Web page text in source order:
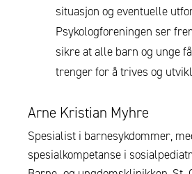
situasjon og eventuelle
Psykologforeningen ser
sikre at alle barn og unge
trenger for å trives og
Arne Kristian Myhre
Spesialist i barnesykdommer,
spesialkompetanse i